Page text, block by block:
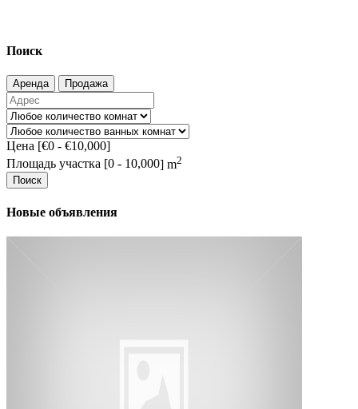
Поиск
Аренда Продажа
Цена [€0 - €10,000]
Площадь участка [0 - 10,000] m2
Поиск
Новые объявления